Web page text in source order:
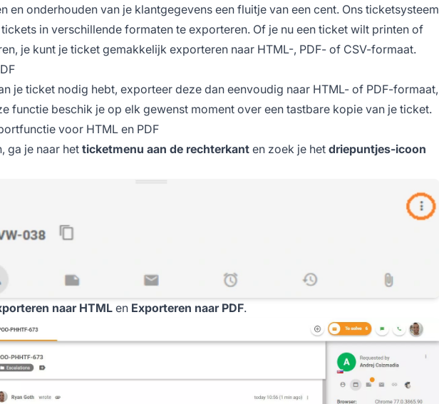
en onderhouden van je klantgegevens een fluitje van een cent. Ons ticketsysteem
in verschillende formaten te exporteren. Of je nu een ticket wilt printen of
je kunt je ticket gemakkelijk exporteren naar HTML-, PDF- of CSV-formaat.
je ticket nodig hebt, exporteer deze dan eenvoudig naar HTML- of PDF-formaat,
functie beschik je op elk gewenst moment over een tastbare kopie van je ticket.
voor HTML en PDF
ga je naar hetticketmenu aan de rechterkant en zoek je het driepuntjes-icoon
naar HTMLen Exporteren naar PDF.